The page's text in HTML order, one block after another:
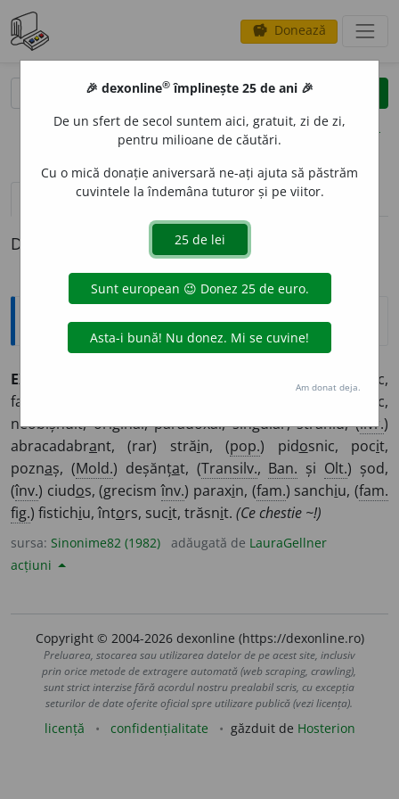
savings Donează
clear
opțiuni
definiții (1) pronunțievolume_up (14)
Definiția cu ID-ul 987088:
Sinonime
EXTRAVAG
bizar, ciudat, curios, excentric,
fantasmagoric, fantezist, inexplicabil, insolit, năstrușnic,
neobișnuit, original, paradoxal, singular, straniu, (livr.)
abracadabrant, (rar) străin, (pop.) pidosnic, pocit,
poznaș, (Mold.) deșănțat, (Transilv., Ban. și Olt.) șod,
(înv.) ciudos, (grecismînv.) paraxin, (fam.) sanchiu, (fam.
fig.) fistichiu, întors, sucit, trăsnit. (Ce chestie ~!)
sursa: Sinonime82 (1982) adăugată de LauraGellner
acțiuni
Copyright © 2004-2026 dexonline (https://dexonline.ro)
Preluarea, stocarea sau utilizarea datelor de pe acest site, inclusiv
prin orice metode de extragere automată (web scraping, crawling),
sunt strict interzise fără acordul nostru prealabil scris, cu excepția
seturilor de date oferite oficial spre utilizare publică (vezi licența).
licență confidențialitate găzduit de Hosterion
🎉 dexonline® împlinește 25 de ani 🎉
De un sfert de secol suntem aici, gratuit, zi de zi,
pentru milioane de căutări.
Cu o mică donație aniversară ne-ați ajuta să păstrăm
cuvintele la îndemâna tuturor și pe viitor.
Am donat deja.